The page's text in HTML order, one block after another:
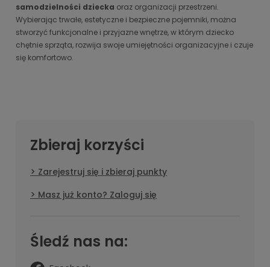
samodzielności dziecka oraz organizacji przestrzeni.
Wybierając trwałe, estetyczne i bezpieczne pojemniki, można
stworzyć funkcjonalne i przyjazne wnętrze, w którym dziecko
chętnie sprząta, rozwija swoje umiejętności organizacyjne i czuje
się komfortowo.
Zbieraj korzyści
Zarejestruj się i zbieraj punkty
Masz już konto? Zaloguj się
Śledź nas na: